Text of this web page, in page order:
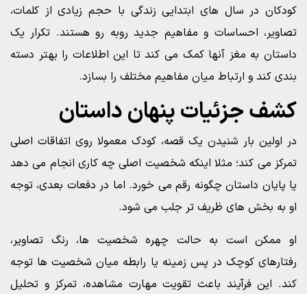
کودکان در سال های ابتدایی زندگی با حجم زیادی از کلمات،
تصاویر، احساسات و مفاهیم جدید روبه رو هستند. تکرار یک
داستان به مغز آنها کمک می کند تا این اطلاعات را بهتر دسته
بندی کند و ارتباط میان مفاهیم مختلف را بسازد.
کشف جزئیات پنهان داستان
در اولین بار شنیدن یک قصه، کودک معمولا روی اتفاقات اصلی
تمرکز می کند؛ مثلا اینکه شخصیت اصلی چه کاری انجام می دهد
یا پایان داستان چگونه رقم می خورد. اما در دفعات بعدی، توجه
او به بخش های ظریف تر جلب می شود.
او ممکن است به حالت چهره شخصیت ها، رنگ تصاویر،
رفتارهای کوچک در پس زمینه یا رابطه میان شخصیت ها توجه
کند. این فرآیند باعث تقویت مهارت مشاهده، تمرکز و تحلیل